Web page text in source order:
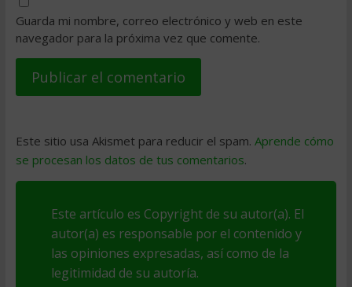
Guarda mi nombre, correo electrónico y web en este
navegador para la próxima vez que comente.
Este sitio usa Akismet para reducir el spam. Aprende cómo
se procesan los datos de tus comentarios.
Este artículo es Copyright de su autor(a). El
autor(a) es responsable por el contenido y
las opiniones expresadas, así como de la
legitimidad de su autoría.